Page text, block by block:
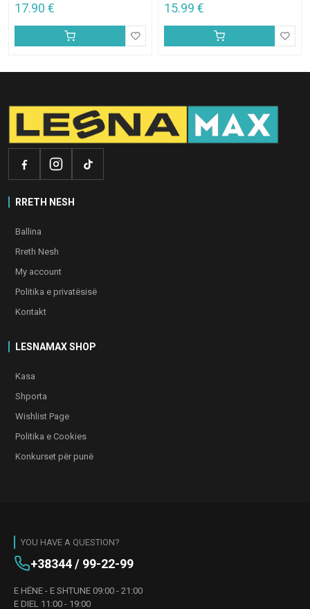
17.90 € 15.99 €
RRETH NESH
Ballina
Rreth Nesh
My account
Politika e privatësisë
Kontakt
LESNAMAX SHOP
Kasa
Shporta
Wishlist Page
Politika e Cookies
Konkurset për punë
YOU HAVE A QUESTION?
+38344 / 99-22-99
E HËNE - E SHTUNE 09:00 - 21:00
E DIEL 11:00 - 19:00